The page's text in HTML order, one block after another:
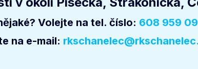
Volejte na tel. číslo: 608 959
na e-mail: